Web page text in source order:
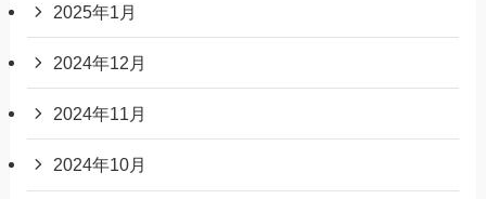
2025年1月
2024年12月
2024年11月
2024年10月